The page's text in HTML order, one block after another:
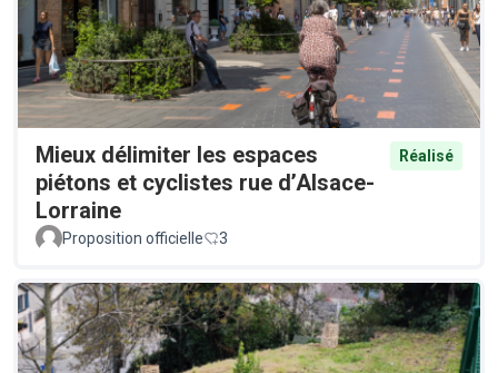
Mieux délimiter les espaces
piétons et cyclistes rue d’Alsace-
Lorraine
Réalisé
Proposition officielle 3